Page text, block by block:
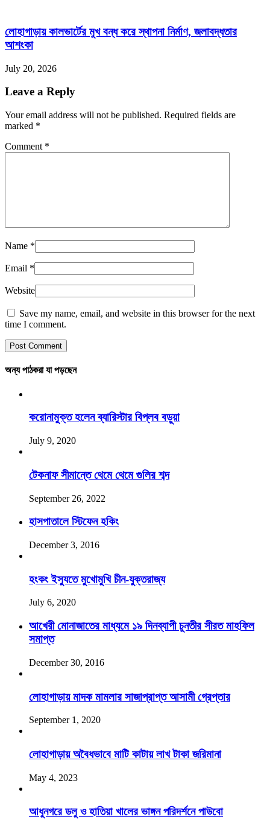
লোহাগাড়ায় কালভার্টের মুখ বন্ধ করে স্থাপনা নির্মাণ, জলাবদ্ধতার
আশংকা
July 20, 2026
Leave a Reply
Your email address will not be published. Required fields are
marked *
Comment *
Name *
Email *
Website
Save my name, email, and website in this browser for the next
time I comment.
অন্য পাঠকরা যা পড়ছেন
করোনামুক্ত হলেন ব্যারিস্টার বিপ্লব বড়ুয়া
July 9, 2020
টেকনাফ সীমান্তে থেমে থেমে গুলির শব্দ
September 26, 2022
হাসপাতালে স্টিফেন হকিং
December 3, 2016
হংকং ইস্যুতে মুখোমুখি চীন-যুক্তরাজ্য
July 6, 2020
আখেরী মোনাজাতের মাধ্যমে ১৯ দিনব্যাপী চুনতীর সীরত মাহফিল
সমাপ্ত
December 30, 2016
লোহাগাড়ায় মাদক মামলার সাজাপ্রাপ্ত আসামী গ্রেপ্তার
September 1, 2020
লোহাগাড়ায় অবৈধভাবে মাটি কাটায় লাখ টাকা জরিমানা
May 4, 2023
আধুনগরে ডলু ও হাতিয়া খালের ভাঙ্গন পরিদর্শনে পাউবো